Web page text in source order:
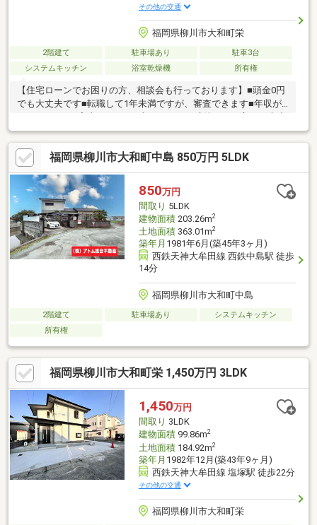
その他の交通
福岡県柳川市大和町栄
2階建て 駐車場あり
駐車3台
システムキッチン
浴室乾燥機 所有権
【住宅ローンでお困りの方、相談会も行っております】■頭金0円
でも大丈夫です■転職して1年未満ですが、審査できます■年収が
夫■自営業でも家は買えます■シングルマザーでも家は買えます■
他の不動産屋で審査を断れても1度相談してください初めてのマイ
ホーム探しでお得情報お教え致します・不動産購入時にかかる税
金・住宅ローンの控除と手続き・諸経費のご説明※住宅ローンア
ドバイザーが丁寧に貴方様のマイホーム実現を幅広くサポート致
します！まだ借入が残っている方・すでに持家をお持ちの方、ど
んな事でもご相談下さい！
福岡県柳川市大和町中島 850万円 5LDK
850万円
間取り 5LDK
建物面積203.26m2
土地面積363.01m2
築年月 1981年6月(築45年3ヶ月)
西鉄天神大牟田線 西鉄中島駅 徒歩
14分
福岡県柳川市大和町中島
2階建て 駐車場あり
システムキッチン
所有権
福岡県柳川市大和町栄 1,450万円 3LDK
1,450万円
間取り 3LDK
建物面積99.86m2
土地面積184.92m2
築年月 1982年12月(築43年9ヶ月)
西鉄天神大牟田線 塩塚駅 徒歩22分
その他の交通
福岡県柳川市大和町栄